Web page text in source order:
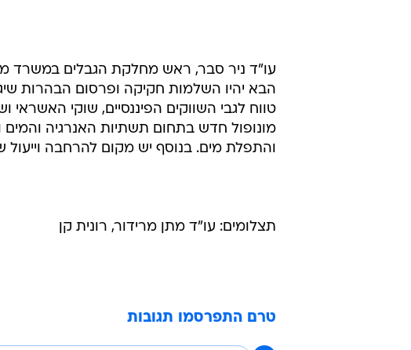
עו"ד ניר סבר, ראש מחלקת הגבלים במשרד
הבא יהיו השלמות חקיקה ופרסום הבהרות
טווח לגבי השווקים הפיננסיים, שוקי האשראי
מונופול חדש בתחום תשתיות האנרגיה
והתפלת מים. בנוסף יש מקום להרחבה
תצלומים: עו"ד מתן מרידור, רונית קן
טרם התפרסמו תגובות